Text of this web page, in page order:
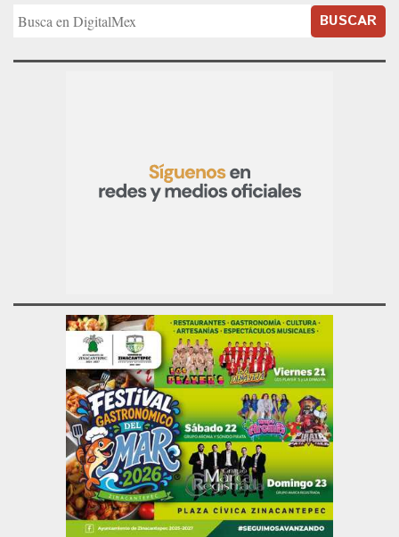
BUSCAR